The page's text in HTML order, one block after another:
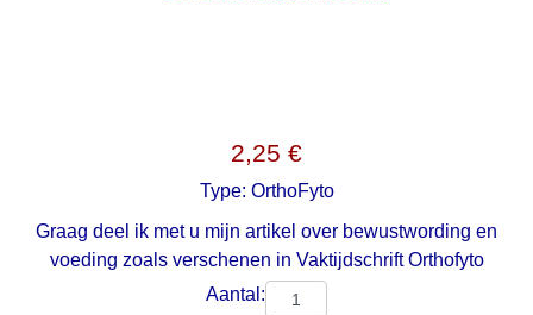
2,25 €
Type: OrthoFyto
Graag deel ik met u mijn artikel over bewustwording en
voeding zoals verschenen in Vaktijdschrift Orthofyto
Aantal: